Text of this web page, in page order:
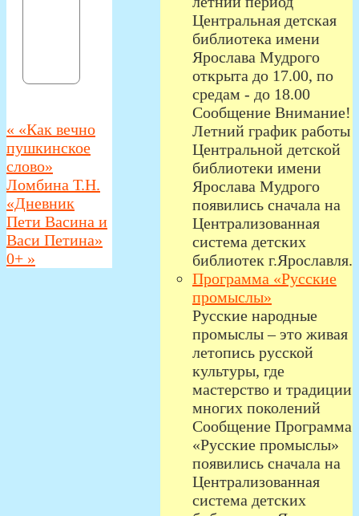
« «Как вечно
пушкинское
слово»
Ломбина Т.Н.
«Дневник
Пети Васина и
Васи Петина»
0+ »
Центральная детская
библиотека имени
Ярослава Мудрого
открыта до 17.00, по
средам - до 18.00
Сообщение Внимание!
Летний график работы
Центральной детской
библиотеки имени
Ярослава Мудрого
появились сначала на
Централизованная
система детских
библиотек г.Ярославля.
Программа «Русские
промыслы»
Русские народные
промыслы – это живая
летопись русской
культуры, где
мастерство и традиции
многих поколений
Сообщение Программа
«Русские промыслы»
появились сначала на
Централизованная
система детских